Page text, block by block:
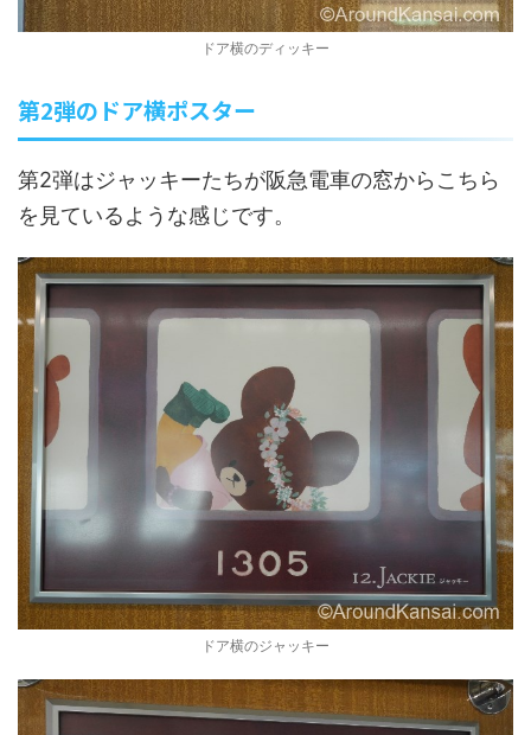
ドア横のディッキー
第2弾のドア横ポスター
第2弾はジャッキーたちが阪急電車の窓からこちら
を見ているような感じです。
ドア横のジャッキー